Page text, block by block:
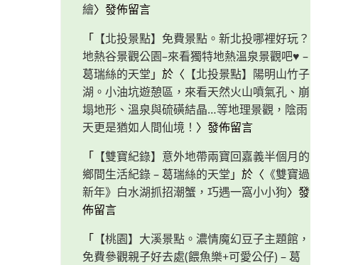
繪〉發佈留言
「 【北投景點】免費景點。新北投哪裡好玩？
地熱谷景觀公園–來看獨特地熱溫泉景觀吧♥ –
葛瑞絲的天堂 」於〈 【北投景點】陽明山竹子
湖。小油坑遊憩區，來看天然火山噴氣孔、崩
塌地形、溫泉與硫磺結晶…等地理景觀，陰雨
天更是猶如人間仙境！ 〉發佈留言
「 【雙寶紀錄】意外地帶兩寶回嘉義半個月的
鄉間生活紀錄 – 葛瑞絲的天堂 」於〈 《雙寶過
新年》白水湖抓招潮蟹，巧遇一窩小小狗〉發
佈留言
「 【桃園】大溪景點。濃情魔幻豆子主題館，
免費參觀親子好去處(餵魚樂+可愛公仔) – 葛